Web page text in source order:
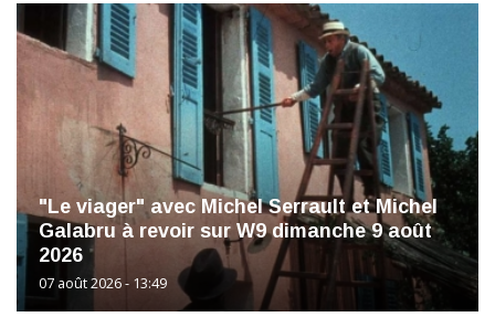
"Le viager" avec Michel Serrault et Michel
Galabru à revoir sur W9 dimanche 9 août
2026
07 août 2026 - 13:49